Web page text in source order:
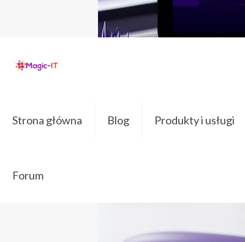
Strona główna Blog Produkty i usługi
Forum